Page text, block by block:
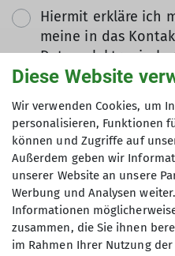
Hiermit erkläre ich
meine in das
Daten elektronisch
der
meine Einwilligung
kann. *
Mit (*) markierte Felder
sind Pflichtfelder
Diese Website
Wir verwenden Cookies, um
personalisieren, Funktionen
können und Zugriffe auf
Außerdem geben wir
unserer Website an unsere
Werbung und Analysen
Informationen
zusammen, die Sie ihnen
im Rahmen Ihrer Nutzung